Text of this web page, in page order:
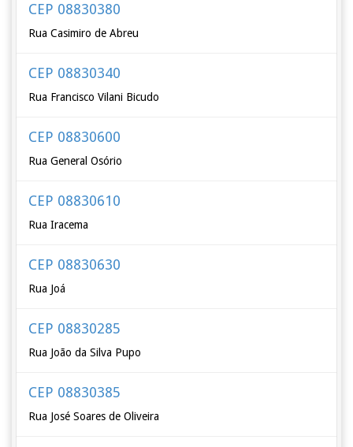
CEP 08830380
Rua Casimiro de Abreu
CEP 08830340
Rua Francisco Vilani Bicudo
CEP 08830600
Rua General Osório
CEP 08830610
Rua Iracema
CEP 08830630
Rua Joá
CEP 08830285
Rua João da Silva Pupo
CEP 08830385
Rua José Soares de Oliveira